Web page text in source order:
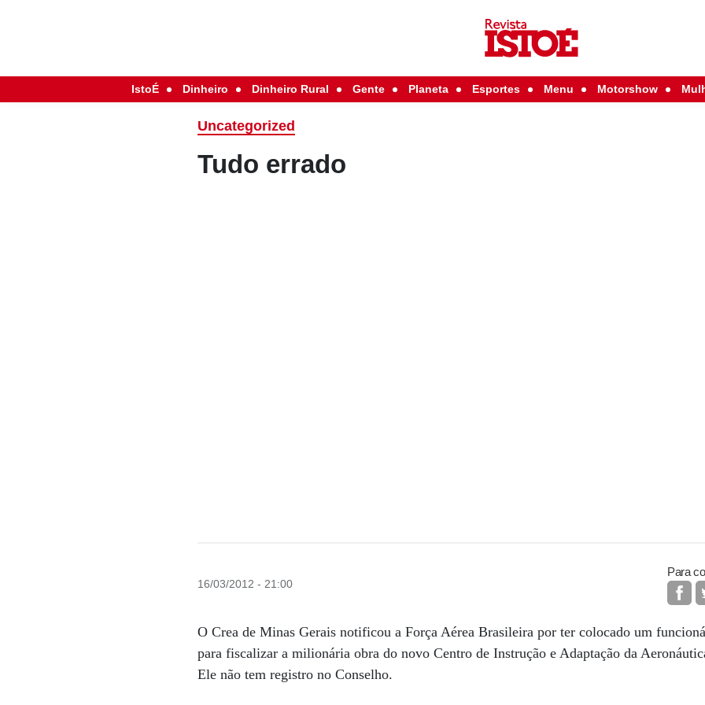
IstoÉ Dinheiro Dinheiro Rural Gente Planeta Esportes Menu Motorshow
Uncategorized
Tudo errado
16/03/2012 - 21:00
Para
O Crea de Minas Gerais notificou a Força Aérea Brasileira por ter colocado um
para fiscalizar a milionária obra do novo Centro de Instrução e Adaptação da
Ele não tem registro no Conselho.